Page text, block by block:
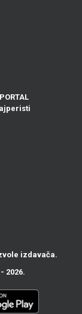
izdavača.
2026.